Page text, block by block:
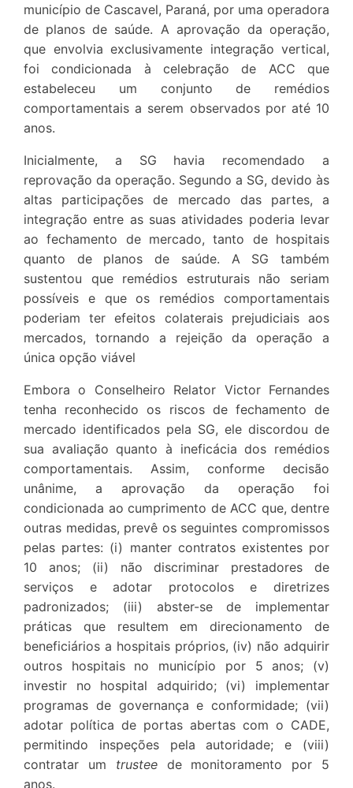
município de Cascavel, Paraná, por uma operadora
de planos de saúde. A aprovação da operação,
que envolvia exclusivamente integração vertical,
foi condicionada à celebração de ACC que
estabeleceu um conjunto de remédios
comportamentais a serem observados por até 10
anos.
Inicialmente, a SG havia recomendado a
reprovação da operação. Segundo a SG, devido às
altas participações de mercado das partes, a
integração entre as suas atividades poderia levar
ao fechamento de mercado, tanto de hospitais
quanto de planos de saúde. A SG também
sustentou que remédios estruturais não seriam
possíveis e que os remédios comportamentais
poderiam ter efeitos colaterais prejudiciais aos
mercados, tornando a rejeição da operação a
única opção viável
Embora o Conselheiro Relator Victor Fernandes
tenha reconhecido os riscos de fechamento de
mercado identificados pela SG, ele discordou de
sua avaliação quanto à ineficácia dos remédios
comportamentais. Assim, conforme decisão
unânime, a aprovação da operação foi
condicionada ao cumprimento de ACC que, dentre
outras medidas, prevê os seguintes compromissos
pelas partes: (i) manter contratos existentes por
10 anos; (ii) não discriminar prestadores de
serviços e adotar protocolos e diretrizes
padronizados; (iii) abster-se de implementar
práticas que resultem em direcionamento de
beneficiários a hospitais próprios, (iv) não adquirir
outros hospitais no município por 5 anos; (v)
investir no hospital adquirido; (vi) implementar
programas de governança e conformidade; (vii)
adotar política de portas abertas com o CADE,
permitindo inspeções pela autoridade; e (viii)
contratar um trusteede monitoramento por 5
anos.